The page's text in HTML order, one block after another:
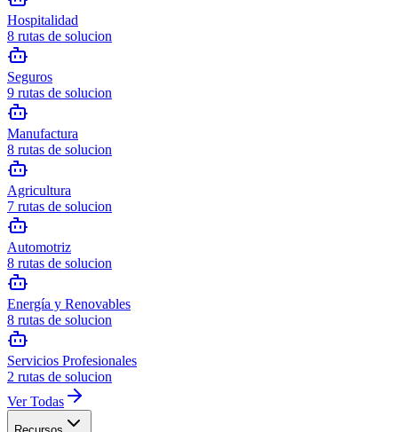
Hospitalidad
8 rutas de solucion
Seguros
9 rutas de solucion
Manufactura
8 rutas de solucion
Agricultura
7 rutas de solucion
Automotriz
8 rutas de solucion
Energía y Renovables
8 rutas de solucion
Servicios Profesionales
2 rutas de solucion
Ver Todas